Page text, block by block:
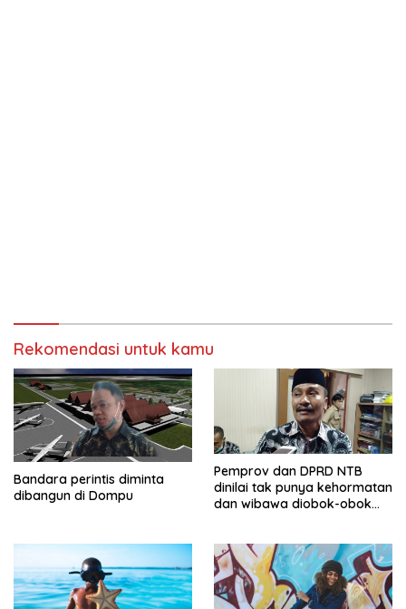
Rekomendasi untuk kamu
Bandara perintis diminta
dibangun di Dompu
Pemprov dan DPRD NTB
dinilai tak punya kehormatan
dan wibawa diobok-obok